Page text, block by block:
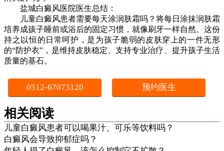
盐城白癜风医院医生总结：
儿童白癜风患者需要每天涂润肤霜吗？将每日涂抹润肤霜
培养成孩子睡前或浴后的固定习惯，就像刷牙一样自然。这份
持之以恒的日常呵护，是为孩子脆弱的皮肤穿上的一件无形
的“防护衣”，是维持皮肤稳定、支持专业治疗、提升孩子生活
质量的基石。
0512-67073120 预约医生
相关阅读
儿童白癜风患者可以喝果汁、可乐等饮料吗？
白癜风会导致抑郁症吗？